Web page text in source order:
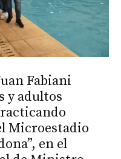
Fabiani
y adultos
Microestadio
en el